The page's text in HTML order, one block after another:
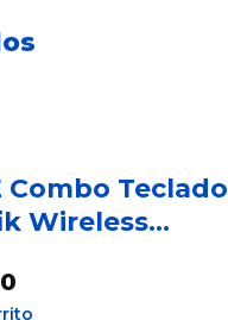
Combo Teclado
Wireless